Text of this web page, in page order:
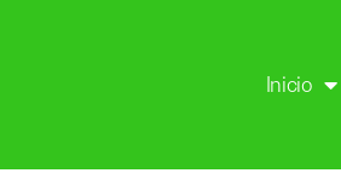
Inicio